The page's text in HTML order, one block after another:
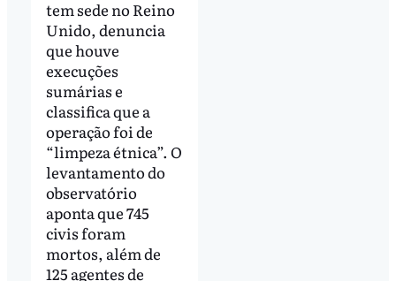
tem sede no Reino
Unido, denuncia
que houve
execuções
sumárias e
classifica que a
operação foi de
“limpeza étnica”. O
levantamento do
observatório
aponta que 745
civis foram
mortos, além de
125 agentes de